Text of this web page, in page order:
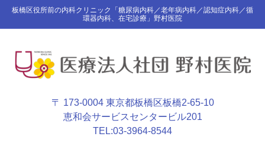
板橋区役所前の内科クリニック「糖尿病内科／老年病内科／認知症内科／循
環器内科、在宅診療」野村医院
〒 173-0004 東京都板橋区板橋2-65-10
恵和会サービスセンタービル201
TEL:03-3964-8544